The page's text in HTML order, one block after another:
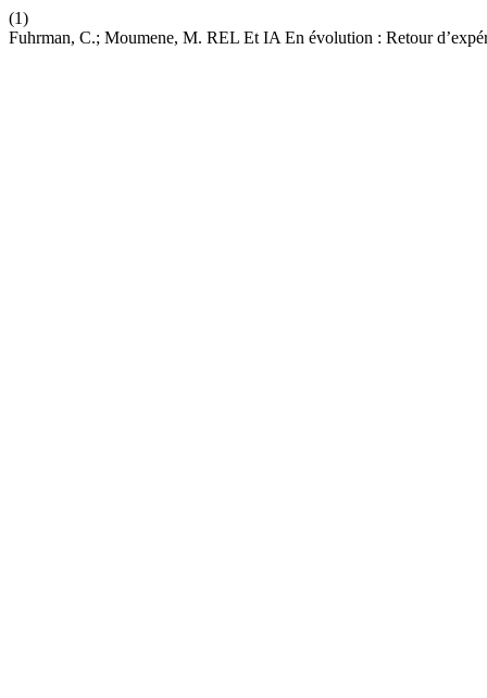
(1)
Fuhrman, C.; Moumene, M. REL Et IA En évolution : Retour